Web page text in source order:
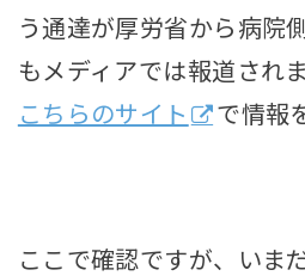
う通達が厚労省から病院
もメディアでは報道され
こちらのサイト
で情報
ここで確認ですが、いま